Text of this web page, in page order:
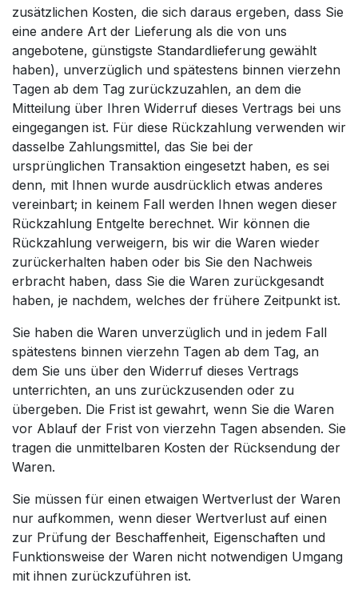
zusätzlichen Kosten, die sich daraus ergeben, dass Sie
eine andere Art der Lieferung als die von uns
angebotene, günstigste Standardlieferung gewählt
haben), unverzüglich und spätestens binnen vierzehn
Tagen ab dem Tag zurückzuzahlen, an dem die
Mitteilung über Ihren Widerruf dieses Vertrags bei uns
eingegangen ist. Für diese Rückzahlung verwenden wir
dasselbe Zahlungsmittel, das Sie bei der
ursprünglichen Transaktion eingesetzt haben, es sei
denn, mit Ihnen wurde ausdrücklich etwas anderes
vereinbart; in keinem Fall werden Ihnen wegen dieser
Rückzahlung Entgelte berechnet. Wir können die
Rückzahlung verweigern, bis wir die Waren wieder
zurückerhalten haben oder bis Sie den Nachweis
erbracht haben, dass Sie die Waren zurückgesandt
haben, je nachdem, welches der frühere Zeitpunkt ist.
Sie haben die Waren unverzüglich und in jedem Fall
spätestens binnen vierzehn Tagen ab dem Tag, an
dem Sie uns über den Widerruf dieses Vertrags
unterrichten, an uns zurückzusenden oder zu
übergeben. Die Frist ist gewahrt, wenn Sie die Waren
vor Ablauf der Frist von vierzehn Tagen absenden. Sie
tragen die unmittelbaren Kosten der Rücksendung der
Waren.
Sie müssen für einen etwaigen Wertverlust der Waren
nur aufkommen, wenn dieser Wertverlust auf einen
zur Prüfung der Beschaffenheit, Eigenschaften und
Funktionsweise der Waren nicht notwendigen Umgang
mit ihnen zurückzuführen ist.